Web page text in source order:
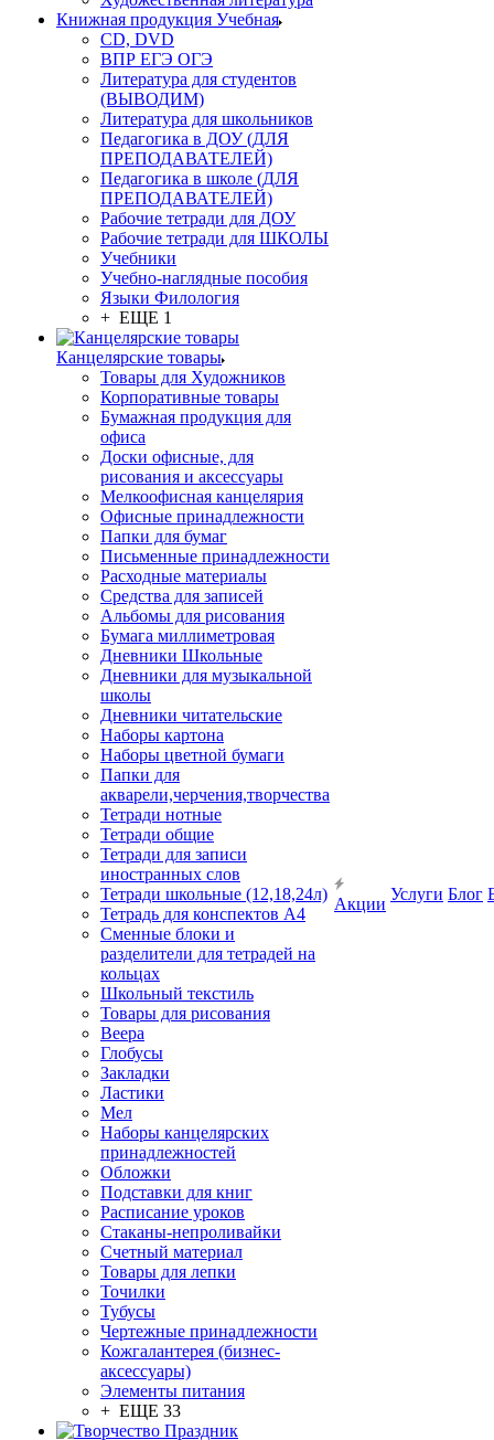
Книжная продукция Учебная
CD, DVD
ВПР ЕГЭ ОГЭ
Литература для студентов
(ВЫВОДИМ)
Литература для школьников
Педагогика в ДОУ (ДЛЯ
ПРЕПОДАВАТЕЛЕЙ)
Педагогика в школе (ДЛЯ
ПРЕПОДАВАТЕЛЕЙ)
Рабочие тетради для ДОУ
Рабочие тетради для ШКОЛЫ
Учебники
Учебно-наглядные пособия
Языки Филология
+ ЕЩЕ 1
Канцелярские товары
Товары для Художников
Корпоративные товары
Бумажная продукция для
офиса
Доски офисные, для
рисования и аксессуары
Мелкоофисная канцелярия
Офисные принадлежности
Папки для бумаг
Письменные принадлежности
Расходные материалы
Средства для записей
Альбомы для рисования
Бумага миллиметровая
Дневники Школьные
Дневники для музыкальной
школы
Дневники читательские
Наборы картона
Наборы цветной бумаги
Папки для
акварели,черчения,творчества
Тетради нотные
Тетради общие
Тетради для записи
иностранных слов
Тетради школьные (12,18,24л)
Тетрадь для конспектов А4
Сменные блоки и
разделители для тетрадей на
кольцах
Школьный текстиль
Товары для рисования
Веера
Глобусы
Закладки
Ластики
Мел
Наборы канцелярских
принадлежностей
Обложки
Подставки для книг
Расписание уроков
Стаканы-непроливайки
Счетный материал
Товары для лепки
Точилки
Тубусы
Чертежные принадлежности
Кожгалантерея (бизнес-
аксессуары)
Элементы питания
+ ЕЩЕ 33
Акции
Услуги Блог